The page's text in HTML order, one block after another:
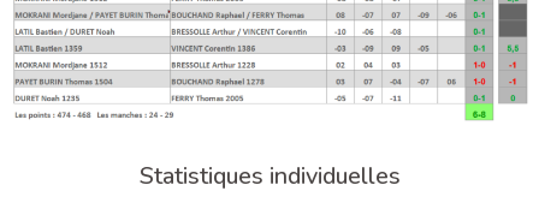
Statistiques individuelles